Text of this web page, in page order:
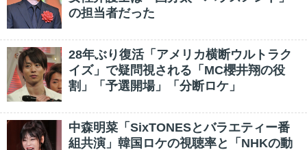
の担当者だった
28年ぶり復活「アメリカ横断ウルトラク
イズ」で疑問視される「MC櫻井翔の役
割」「予選開場」「分断ロケ」
中森明菜「SixTONESとバラエティー番
組共演」韓国ロケの視聴率と「NHKの動